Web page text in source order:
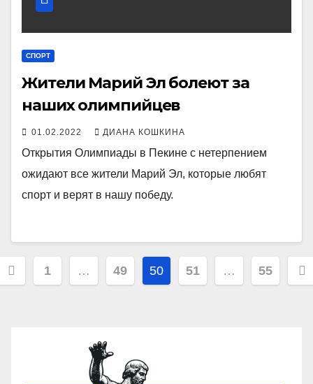
СПОРТ
Жители Марий Эл болеют за
наших олимпийцев
01.02.2022 ДИАНА КОШКИНА
Открытия Олимпиады в Пекине с нетерпением
ожидают все жители Марий Эл, которые любят
спорт и верят в нашу победу.
1 … 49 50 51 … 55